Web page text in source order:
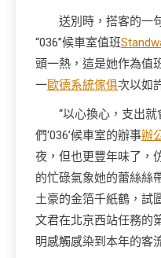
送別時，搭客的一
“036”候車室值班
頭一熱，這是她作為值
一歐德系統傢俱次以如
“以心換心，支出
們‘036’候車室的辦事辦
夜，但也更豐年味了，
的忙碌氣象她的蕾絲絲
土豪的金箔千紙鶴，試
文君在北京西站任務的
明感觸感染到本年的客